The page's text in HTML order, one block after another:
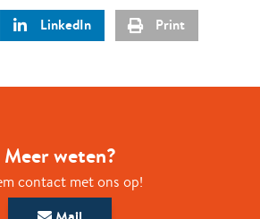
LinkedIn Print
Meer weten?
contact met ons op!